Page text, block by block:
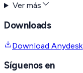
Ver más
Downloads
Download Anydesk
Síguenos en